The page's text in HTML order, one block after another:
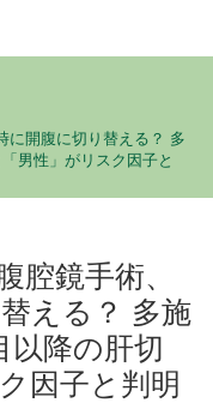
に開腹に切り替える？ 多
男性」がリスク因子と
腔鏡手術、
える？ 多施
以降の肝切
因子と判明